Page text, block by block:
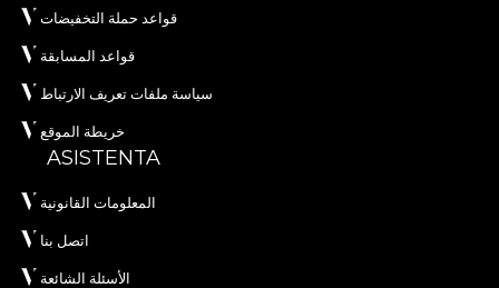
قواعد حملة التخفيضات
قواعد المسابقة
سياسة ملفات تعريف الارتباط
خريطة الموقع
ASISTENTA
المعلومات القانونية
اتصل بنا
الأسئلة الشائعة